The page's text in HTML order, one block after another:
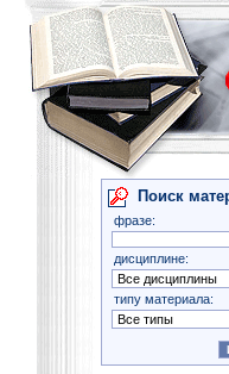
Поиск
фразе:
дисциплине:
типу материала: